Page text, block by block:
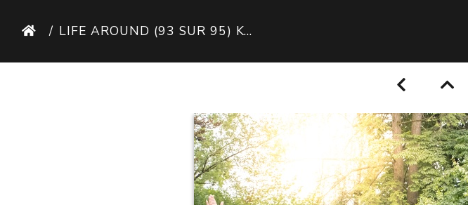
LIFE AROUND (93 SUR 95) KOPIE